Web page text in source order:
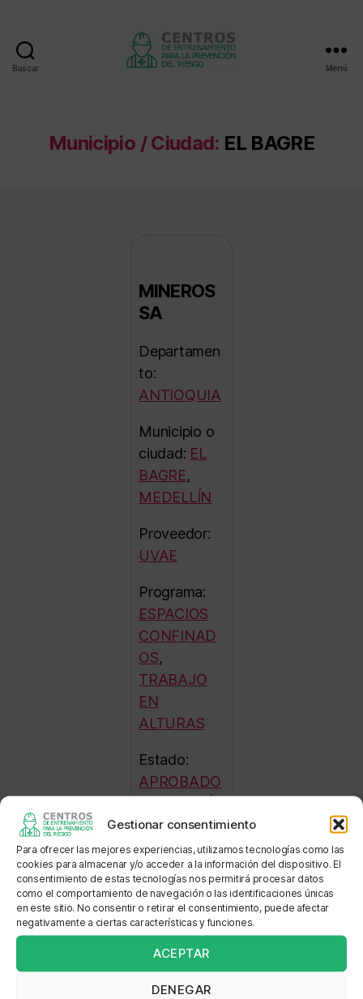
Gestionar consentimiento
Para ofrecer las mejores experiencias, utilizamos tecnologías como las
cookies para almacenar y/o acceder a la información del dispositivo. El
consentimiento de estas tecnologías nos permitirá procesar datos
como el comportamiento de navegación o las identificaciones únicas
en este sitio. No consentir o retirar el consentimiento, puede afectar
negativamente a ciertas características y funciones.
ACEPTAR
DENEGAR
Buscar Menú
Municipio / Ciudad: EL BAGRE
MINEROS
SA
Departamen
to:
ANTIOQUIA
Municipio o
ciudad: EL
BAGRE,
MEDELLÍN
Proveedor:
UVAE
Programa:
ESPACIOS
CONFINAD
OS,
TRABAJO
EN
ALTURAS
Estado:
APROBADO
N EN
EMPRESA
Sede:
MINEROS
MINEROS
ALUVIAL
Dirección: